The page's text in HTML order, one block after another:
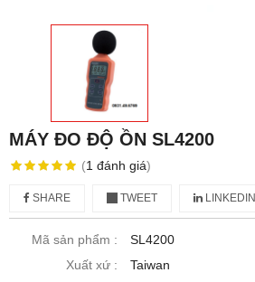
MÁY ĐO ĐỘ ỒN SL4200
(1 đánh giá)
SHARE TWEET LINKEDIN
Mã sản phẩm :
SL4200
Xuất xứ :
Taiwan